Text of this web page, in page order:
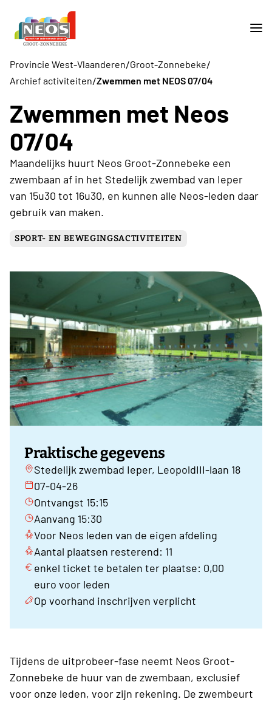
Provincie West-Vlaanderen/Groot-Zonnebeke/
Archief activiteiten/Zwemmen met NEOS 07/04
Zwemmen met Neos
07/04
Maandelijks huurt Neos Groot-Zonnebeke een
zwembaan af in het Stedelijk zwembad van Ieper
van 15u30 tot 16u30, en kunnen alle Neos-leden daar
gebruik van maken.
SPORT- EN BEWEGINGSACTIVITEITEN
Praktische gegevens
Stedelijk zwembad Ieper, LeopoldIII-laan 18
07-04-26
Ontvangst 15:15
Aanvang 15:30
Voor Neos leden van de eigen afdeling
Aantal plaatsen resterend: 11
enkel ticket te betalen ter plaatse: 0,00
euro voor leden
Op voorhand inschrijven verplicht
Tijdens de uitprobeer-fase neemt Neos Groot-
Zonnebeke de huur van de zwembaan, exclusief
voor onze leden, voor zijn rekening. De zwembeurt